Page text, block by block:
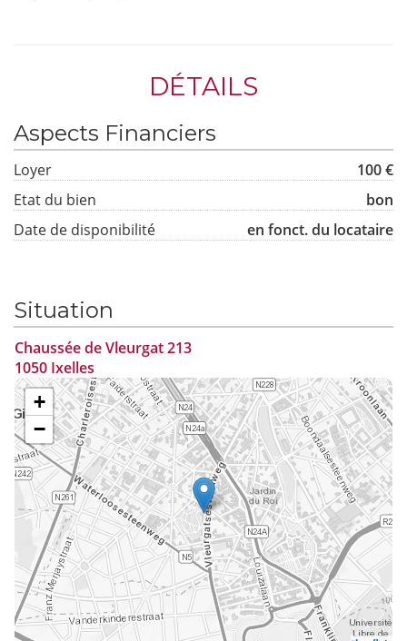
DÉTAILS
Aspects Financiers
Loyer
100 €
Etat du bien
bon
Date de disponibilité
en fonct. du locataire
Situation
Chaussée de Vleurgat 213
1050 Ixelles
+
−